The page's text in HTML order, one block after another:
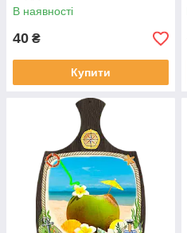
В наявності
40 ₴
Купити